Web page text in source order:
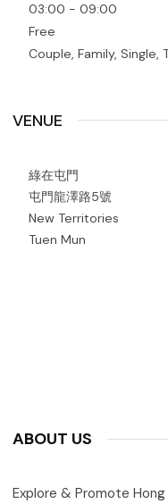
03:00 - 09:00
Free
Couple, Family, Single,
VENUE
綠在屯門
屯門龍澤路5號
New Territories
Tuen Mun
ABOUT US
Explore & Promote